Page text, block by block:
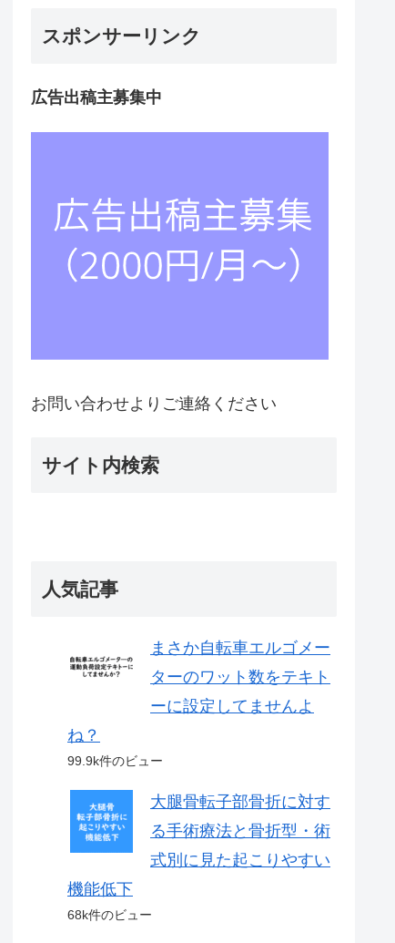
スポンサーリンク
広告出稿主募集中
お問い合わせよりご連絡ください
サイト内検索
人気記事
まさか自転車エルゴメー
ターのワット数をテキト
ーに設定してませんよ
ね？
99.9k件のビュー
大腿骨転子部骨折に対す
る手術療法と骨折型・術
式別に見た起こりやすい
機能低下
68k件のビュー